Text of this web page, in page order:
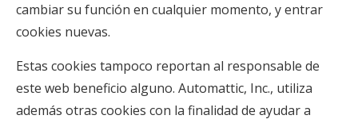
cambiar su función en cualquier momento, y entrar
cookies nuevas.
Estas cookies tampoco reportan al responsable de
este web beneficio alguno. Automattic, Inc., utiliza
además otras cookies con la finalidad de ayudar a